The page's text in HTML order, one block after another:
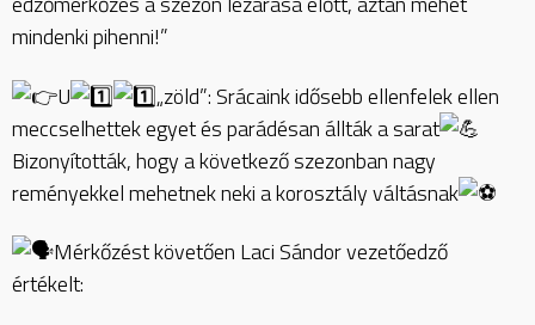
mindenki pihenni!”
U
„zöld”: Srácaink idősebb ellenfelek ellen
meccselhettek egyet és parádésan állták a sarat
Bizonyították, hogy a következő szezonban nagy
reményekkel mehetnek neki a korosztály váltásnak
Mérkőzést követően Laci Sándor vezetőedző
értékelt: